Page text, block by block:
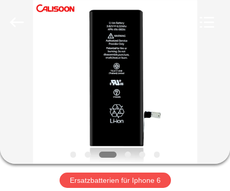
ÜBER
UNS
Ersatzbatterien für Iphone 6